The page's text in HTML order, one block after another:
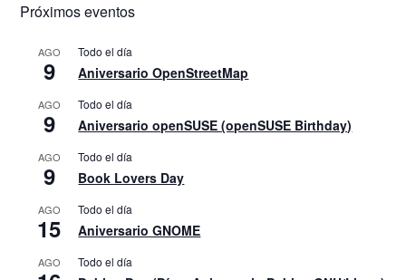
Próximos eventos
AGO
9
Todo el día
Aniversario OpenStreetMap
AGO
9
Todo el día
Aniversario openSUSE (openSUSE Birthday)
AGO
9
Todo el día
Book Lovers Day
AGO
15
Todo el día
Aniversario GNOME
AGO Todo el día